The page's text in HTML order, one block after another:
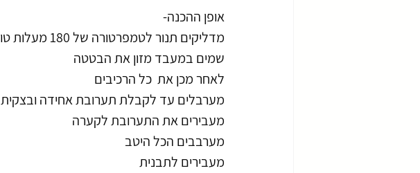
אופן ההכנה-
מדליקים תנור לטמפרטורה של 180 מעלות טורבו
שמים במעבד מזון את הבטטה
לאחר מכן את  כל הרכיבים
מערבלים עד לקבלת תערובת אחידה ובצקית
מעבירים את התערובת לקערה
מערבבים הכל היטב
מעבירים לתבנית